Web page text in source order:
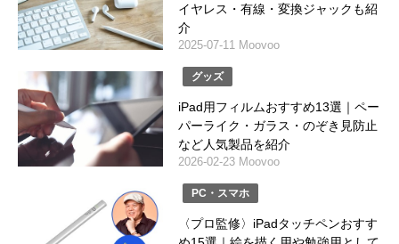
イヤレス・有線・変換ジャックも紹
介
2025-07-11 Moovoo
グッズ
iPad用フィルムおすすめ13選｜ペー
パーライク・ガラス・のぞき見防止
など人気製品を紹介
2026-02-23 Moovoo
PC・スマホ
〈プロ監修〉iPadタッチペンおすす